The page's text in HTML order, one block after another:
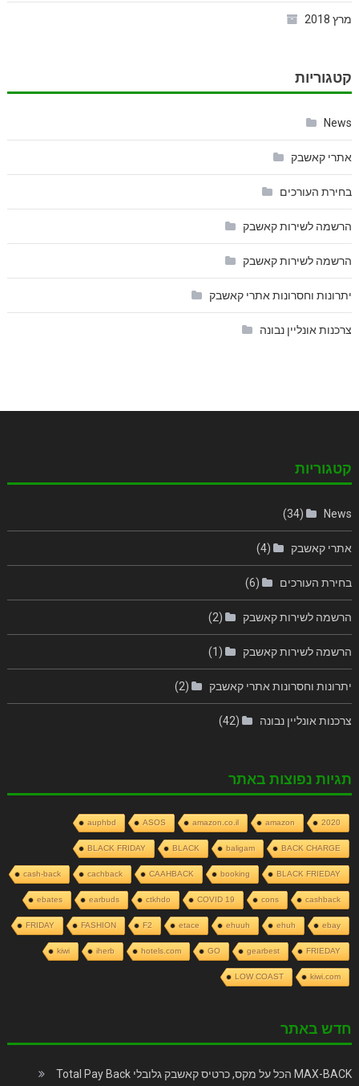
מרץ 2018
קטגוריות
News
אתרי קאשבק
בחירת העורכים
הרשמה לשירות קאשבק
הרשמה לשירות קאשבק
יתרונות וחסרונות אתרי קאשבק
צרכנות אונליין נבונה
קטגוריות
News
(34)
אתרי קאשבק (4)
בחירת העורכים (6)
הרשמה לשירות קאשבק (2)
הרשמה לשירות קאשבק (1)
יתרונות וחסרונות אתרי קאשבק (2)
צרכנות אונליין נבונה (42)
תגיות נפוצות באתר
2020
amazon
amazon.co.il
ASOS
auphbd
BACK CHARGE
baligam
BLACK
BLACK FRIDAY
BLACK FRIEDAY
booking
CAAHBACK
cachback
cash-back
cashback
cons
COVID 19
ctkhdo
earbuds
ebates
ebay
ehuh
ehuuh
etace
F2
FASHION
FRIDAY
FRIEDAY
gearbest
GO
hotels.com
iherb
kiwi
kiwi.com
LOW COAST
חדש באתר
MAX-BACK הכל על מקס, כרטיס קאשבק גלובלי Total Pay Back